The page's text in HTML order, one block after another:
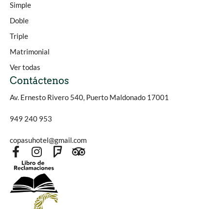
Simple
Doble
Triple
Matrimonial
Ver todas
Contáctenos
Av. Ernesto Rivero 540, Puerto Maldonado 17001
949 240 953
copasuhotel@gmail.com